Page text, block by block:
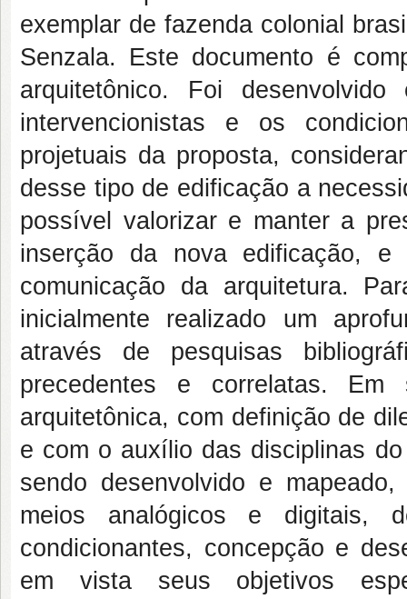
exemplar de fazenda colonial
Senzala. Este documento é
arquitetônico. Foi
intervencionistas e os
projetuais da proposta,
desse tipo de edificação a
possível valorizar e manter a
inserção da nova edificação,
comunicação da arquitetura.
inicialmente realizado um
através de pesquisas
precedentes e correlatas. Em
arquitetônica, com definição de
e com o auxílio das disciplinas
sendo desenvolvido e
meios analógicos e digitais,
condicionantes, concepção e
em vista seus objetivos